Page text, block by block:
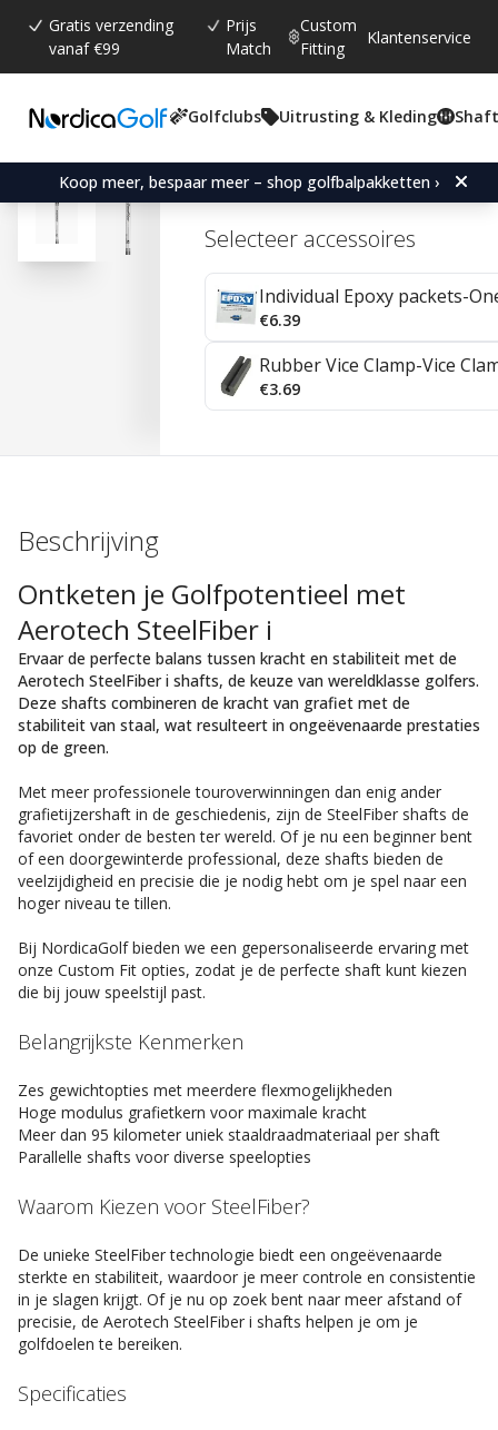
Gratis verzending
vanaf €99
Prijs
Match
Custom
Fitting
Klantenservice
Golfclubs Uitrusting & Kleding
Koop meer, bespaar meer – shop golfbalpakketten ›
Gemiddelde beoordeling:
4.7 (aantal stemmen:
92)
Aerotech SteelFiber i80
Selecteer accessoires
Individual Epoxy packets-
€6.39
Rubber Vice Clamp-Vice
€3.69
Beschrijving
Ontketen je Golfpotentieel met
Aerotech SteelFiber i
Ervaar de perfecte balans tussen kracht en stabiliteit met de
Aerotech SteelFiber i shafts, de keuze van wereldklasse golfers.
Deze shafts combineren de kracht van grafiet met de
stabiliteit van staal, wat resulteert in ongeëvenaarde prestaties
op de green.
Met meer professionele touroverwinningen dan enig ander
grafietijzershaft in de geschiedenis, zijn de SteelFiber shafts de
favoriet onder de besten ter wereld. Of je nu een beginner bent
of een doorgewinterde professional, deze shafts bieden de
veelzijdigheid en precisie die je nodig hebt om je spel naar een
hoger niveau te tillen.
Bij NordicaGolf bieden we een gepersonaliseerde ervaring met
onze Custom Fit opties, zodat je de perfecte shaft kunt kiezen
die bij jouw speelstijl past.
Belangrijkste Kenmerken
Zes gewichtopties met meerdere flexmogelijkheden
Hoge modulus grafietkern voor maximale kracht
Meer dan 95 kilometer uniek staaldraadmateriaal per shaft
Parallelle shafts voor diverse speelopties
Waarom Kiezen voor SteelFiber?
De unieke SteelFiber technologie biedt een ongeëvenaarde
sterkte en stabiliteit, waardoor je meer controle en consistentie
in je slagen krijgt. Of je nu op zoek bent naar meer afstand of
precisie, de Aerotech SteelFiber i shafts helpen je om je
golfdoelen te bereiken.
Specificaties